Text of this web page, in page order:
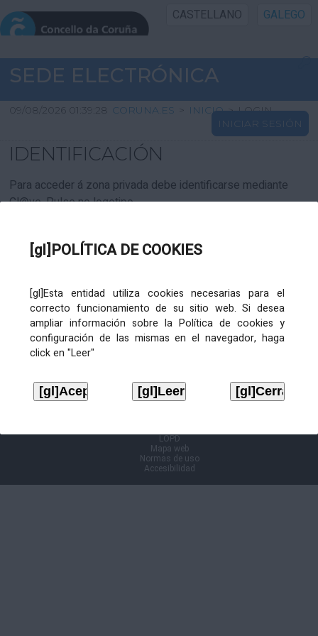
[gl]POLÍTICA DE COOKIES
[gl]Esta entidad utiliza cookies necesarias para el
correcto funcionamiento de su sitio web. Si desea
ampliar información sobre la Política de cookies y
configuración de las mismas en el navegador, haga
click en "Leer"
CASTELLANO GALEGO
INICIO SEDE
INICIO
INFORMACIÓN PÚBLICA
CARTAFOL CIDADÁN
SEDE ELECTRÓNICA
09/08/2026 01:39:28 CORUNA.ES > INICIO > LOGIN
INICIAR SESIÓN
IDENTIFICACIÓN
Para acceder á zona privada debe identificarse mediante
Cl@ve. Pulse no logotipo
LOPD
Mapa web
Normas de uso
Accesibilidad